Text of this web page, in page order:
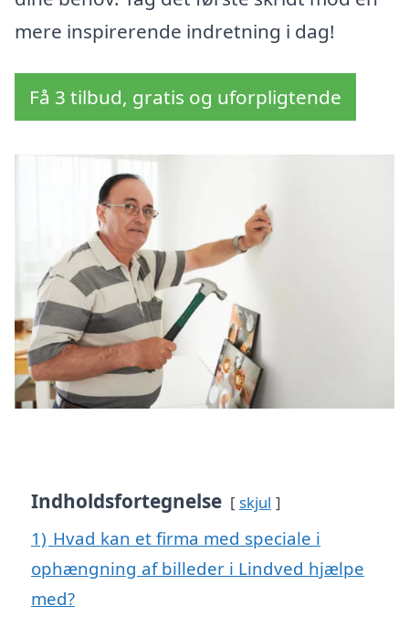
mere inspirerende indretning i dag!
Få 3 tilbud, gratis og uforpligtende
Indholdsfortegnelse skjul
1) Hvad kan et firma med speciale i
ophængning af billeder i Lindved hjælpe
med?